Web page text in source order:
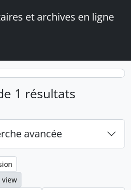
et archives en ligne
1 résultats
avancée
view